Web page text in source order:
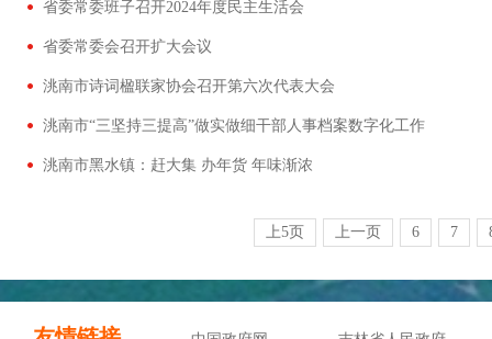
省委常委班子召开2024年度民主生活会
省委常委会召开扩大会议
洮南市诗词楹联家协会召开第六次代表大会
洮南市“三坚持三提高”做实做细干部人事档案数字化工作
洮南市黑水镇：赶大集 办年货 年味渐浓
上5页 上一页 6 7